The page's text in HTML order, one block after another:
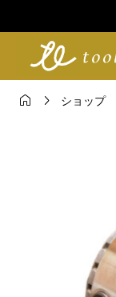
  ショップ